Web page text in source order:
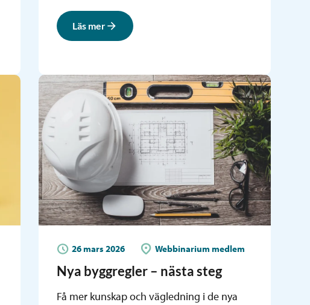
Läs mer
26 mars 2026 Webbinarium medlem
Nya byggregler – nästa steg
Få mer kunskap och vägledning i de nya